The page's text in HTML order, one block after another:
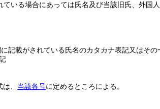
いる場合にあっては氏名及び当該旧氏、外国
記載がされている氏名のカタカナ表記又はそ
、 当該各号に定めるところによる。